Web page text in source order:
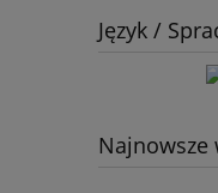
Język /
Najnowsze